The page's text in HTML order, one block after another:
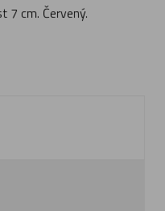
7 cm. Červený.